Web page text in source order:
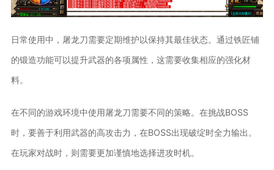
日常使用中，屠龙刀需要定期维护以保持其最佳状态。通过铁匠铺
的锻造功能可以提升武器的各项属性，这需要收集相应的强化材
料。
在不同的游戏环境中使用屠龙刀需要不同的策略。在挑战BOSS
时，要善于利用武器的高攻击力，在BOSS出现破绽时全力输出。
在玩家对战时，则需要更加谨慎地选择进攻时机。